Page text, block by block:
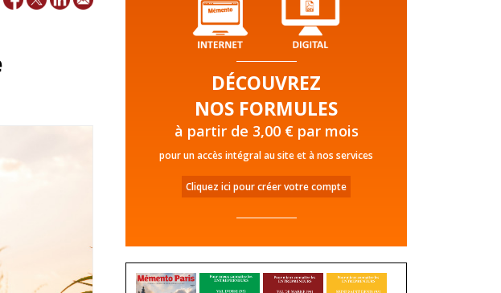
DÉCOUVREZ
NOS FORMULES
à partir de 3,00 € par mois
pour un accès intégral au site et à nos services
Cliquez ici pour créer votre compte